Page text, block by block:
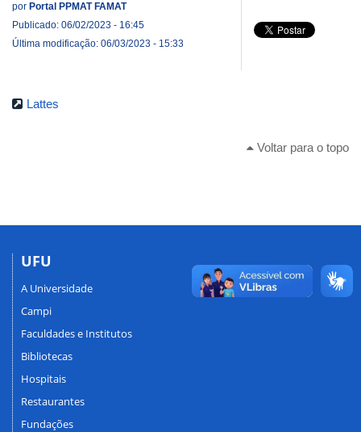
por Portal PPMAT FAMAT
Publicado: 06/02/2023 - 16:45
Última modificação: 06/03/2023 - 15:33
Lattes
Voltar para o topo
UFU
A Universidade
Campi
Faculdades e Institutos
Bibliotecas
Hospitais
Restaurantes
Fundações